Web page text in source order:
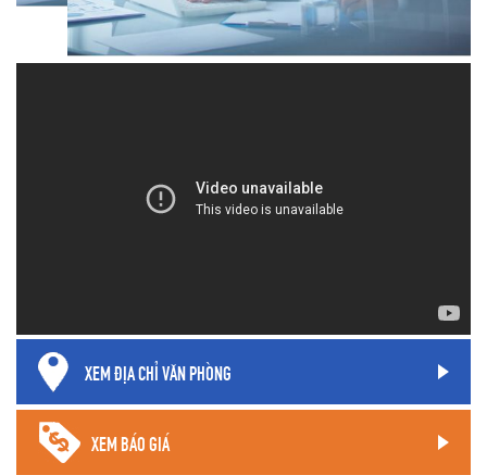
XEM ĐỊA CHỈ VĂN PHÒNG
XEM BÁO GIÁ